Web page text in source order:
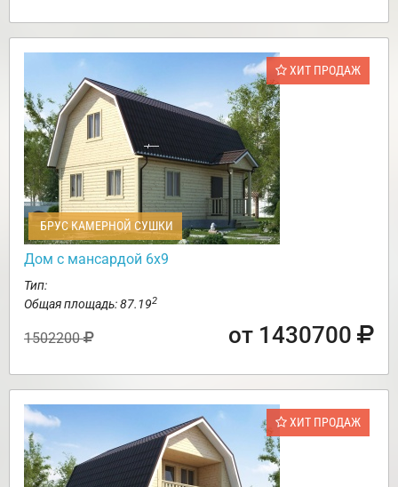
ХИТ ПРОДАЖ
БРУС КАМЕРНОЙ СУШКИ
Дом с мансардой 6х9
Тип:
Общая площадь: 87.192
1502200 от 1430700
ХИТ ПРОДАЖ